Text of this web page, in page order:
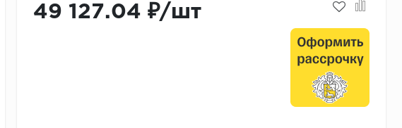
49 127.04 ₽/шт